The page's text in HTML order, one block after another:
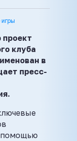
проект
клуба
в
пресс-
помощью